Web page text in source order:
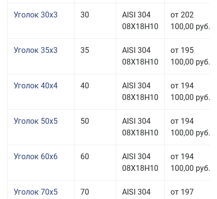
Уголок 30x3 30
AISI 304
08Х18Н10
от 202
100,00 руб.
Уголок 35x3 35
AISI 304
08Х18Н10
от 195
100,00 руб.
Уголок 40x4 40
AISI 304
08Х18Н10
от 194
100,00 руб.
Уголок 50x5 50
AISI 304
08Х18Н10
от 194
100,00 руб.
Уголок 60x6 60
AISI 304
08Х18Н10
от 194
100,00 руб.
Уголок 70x5 70 AISI 304 от 197